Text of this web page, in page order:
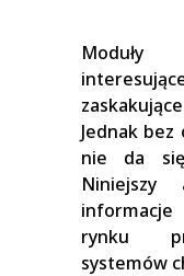
Jednak bez
nie da
Niniejszy
informacje
rynku
systemów